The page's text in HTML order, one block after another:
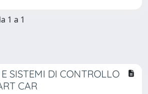
1 a 1
SISTEMI DI CONTROLLO
CAR